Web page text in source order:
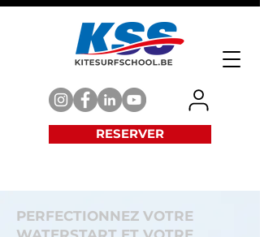
RESERVER
PERFECTIONNEZ VOTRE